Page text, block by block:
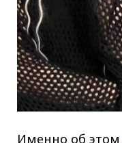
Именно об этом